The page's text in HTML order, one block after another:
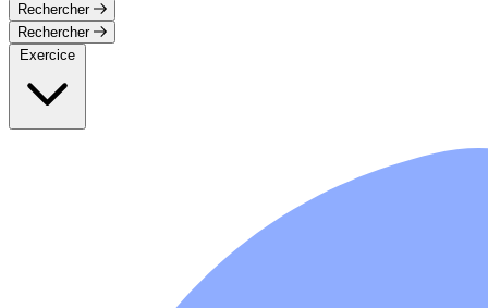
Rechercher
Rechercher
Exercice